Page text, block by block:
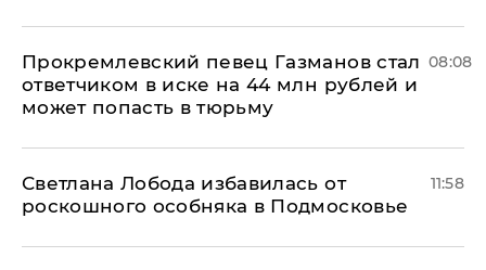
Прокремлевский певец Газманов стал
ответчиком в иске на 44 млн рублей и
может попасть в тюрьму
08:08
Светлана Лобода избавилась от
роскошного особняка в Подмосковье
11:58